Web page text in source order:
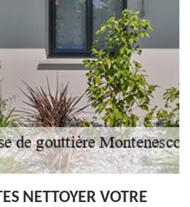
NETTOYER VOTRE